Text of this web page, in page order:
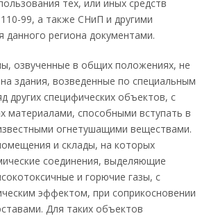
тех, или иных средств
99, а также СНиП и другими
данного региона документами.
озвученные в общих положениях, не
здания, возведенные по специальным
других специфических объектов, с
материалами, способными вступать в
огнетушащими веществами.
и склады, на которых
соединения, выделяющие
и горючие газы, с
эффектом, при соприкосновении
Для таких объектов